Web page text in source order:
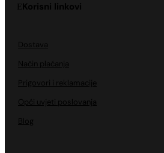
Korisni linkovi
Dostava
Način plaćanja
Prigovori i reklamacije
Opći uvjeti poslovanja
Blog